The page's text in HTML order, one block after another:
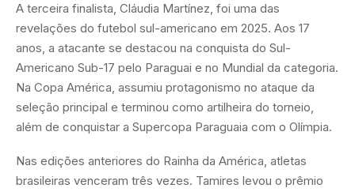
A terceira finalista, Cláudia Martínez, foi uma das
revelações do futebol sul-americano em 2025. Aos 17
anos, a atacante se destacou na conquista do Sul-
Americano Sub-17 pelo Paraguai e no Mundial da categoria.
Na Copa América, assumiu protagonismo no ataque da
seleção principal e terminou como artilheira do torneio,
além de conquistar a Supercopa Paraguaia com o Olímpia.
Nas edições anteriores do Rainha da América, atletas
brasileiras venceram três vezes. Tamires levou o prêmio